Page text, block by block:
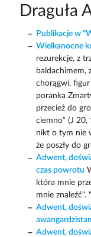
Draguła
Publikacje w
Wielkanocne
rezurekcje, z
baldachimem,
chorągwi,
poranka
przecież do
ciemno” (J 20,
nikt o tym nie
że poszły do
Adwent,
czas powrotu
która mnie
mnie znaleźć".
Adwent,
Adwent,